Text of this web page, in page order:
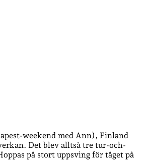
weekend med Ann), Finland
Det blev alltså tre tur-och-
på stort uppsving för tåget på